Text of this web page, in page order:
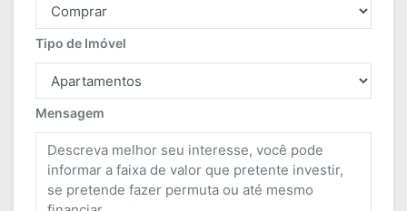
Tipo de Imóvel
Mensagem